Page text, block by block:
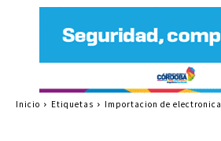
Inicio Etiquetas Importacion de electronica